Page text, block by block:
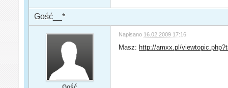
Gość__*
Napisano 16.02.2009 17:16
Masz: http://amxx.pl/